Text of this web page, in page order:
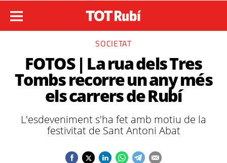
SOCIETAT
FOTOS | La rua dels Tres
Tombs recorre un any més
els carrers de Rubí
L'esdeveniment s'ha fet amb motiu de la
festivitat de Sant Antoni Abat